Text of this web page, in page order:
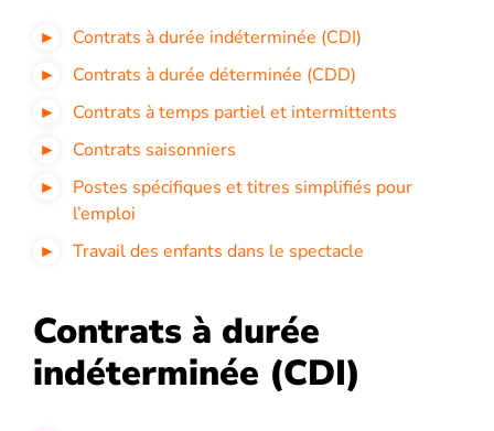
Contrats à durée indéterminée (CDI)
Contrats à durée déterminée (CDD)
Contrats à temps partiel et intermittents
Contrats saisonniers
Postes spécifiques et titres simplifiés pour
l’emploi
Travail des enfants dans le spectacle
Contrats à durée
indéterminée (CDI)